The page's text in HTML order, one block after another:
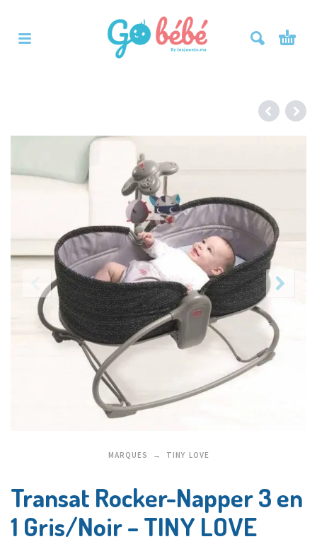
MARQUES TINY LOVE
Transat Rocker-Napper 3 en
1 Gris/Noir – TINY LOVE